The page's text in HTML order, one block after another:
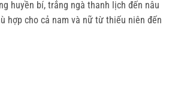
huyền bí, trắng ngà thanh lịch đến nâu
hợp cho cả nam và nữ từ thiếu niên đến